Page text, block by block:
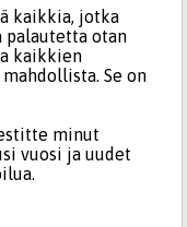
kaikkia, jotka
palautetta otan
kaikkien
Se on
minut
vuosi ja uudet